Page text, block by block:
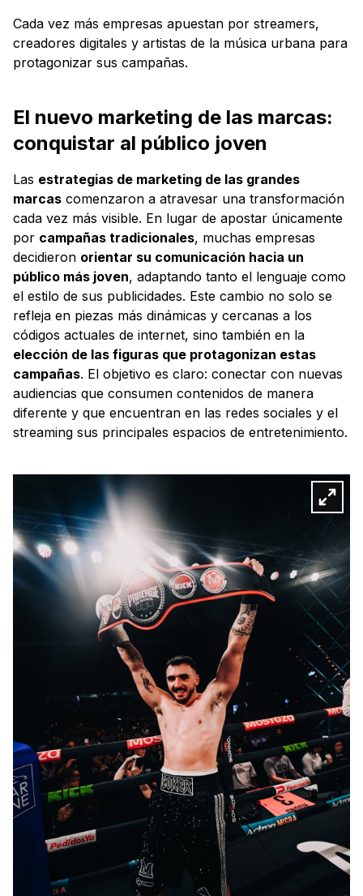
Cada vez más empresas apuestan por streamers,
creadores digitales y artistas de la música urbana para
protagonizar sus campañas.
El nuevo marketing de las marcas:
conquistar al público joven
Las estrategias de marketing de las grandes
marcas comenzaron a atravesar una transformación
cada vez más visible. En lugar de apostar únicamente
por campañas tradicionales, muchas empresas
decidieron orientar su comunicación hacia un
público más joven, adaptando tanto el lenguaje como
el estilo de sus publicidades. Este cambio no solo se
refleja en piezas más dinámicas y cercanas a los
códigos actuales de internet, sino también en la
elección de las figuras que protagonizan estas
campañas. El objetivo es claro: conectar con nuevas
audiencias que consumen contenidos de manera
diferente y que encuentran en las redes sociales y el
streaming sus principales espacios de entretenimiento.